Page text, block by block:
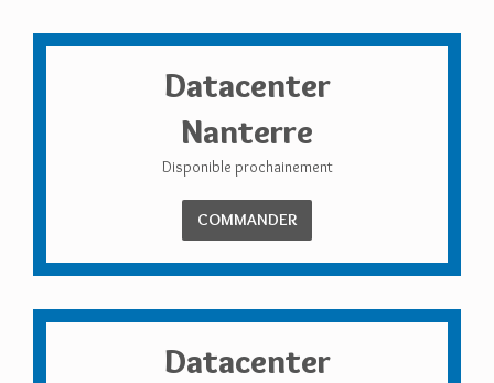
Datacenter
Nanterre
Disponible prochainement
COMMANDER
Datacenter